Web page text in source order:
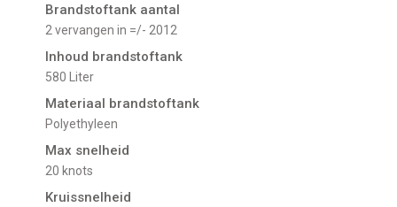
Brandstoftank aantal
2 vervangen in =/- 2012
Inhoud brandstoftank
580 Liter
Materiaal brandstoftank
Polyethyleen
Max snelheid
20 knots
Kruissnelheid